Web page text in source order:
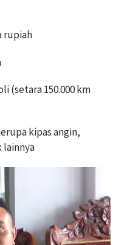
rupiah
(setara 150.000 km
kipas angin,
lainnya